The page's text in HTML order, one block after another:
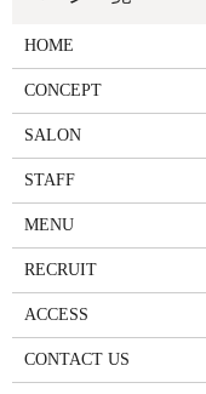
HOME
CONCEPT
SALON
STAFF
MENU
RECRUIT
ACCESS
CONTACT US